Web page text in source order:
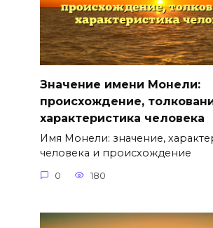
Значение имени Монели:
происхождение,
характеристика человека
Имя Монели: значение,
человека и происхождение
0 180